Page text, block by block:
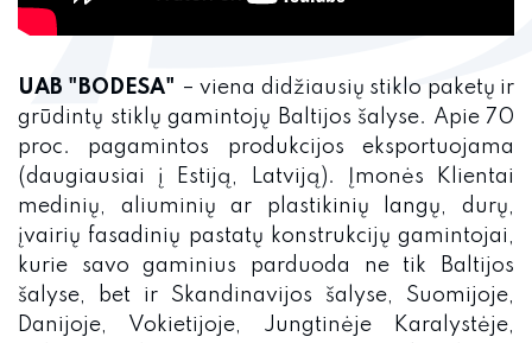
Pardavimų skyrius
Tiekimo skyrius
Personalo skyrius
UAB "BODESA" – viena didžiausių stiklo paketų ir
grūdintų stiklų gamintojų Baltijos šalyse. Apie 70
proc. pagamintos produkcijos eksportuojama
(daugiausiai į Estiją, Latviją). Įmonės Klientai
medinių, aliuminių ar plastikinių langų, durų,
įvairių fasadinių pastatų konstrukcijų gamintojai,
kurie savo gaminius parduoda ne tik Baltijos
šalyse, bet ir Skandinavijos šalyse, Suomijoje,
Danijoje, Vokietijoje, Jungtinėje Karalystėje,